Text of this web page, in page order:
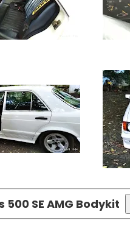
500 SE AMG Bodykit